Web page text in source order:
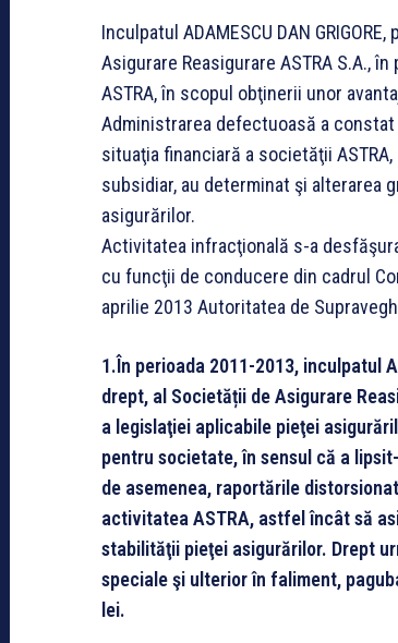
Inculpatul ADAMESCU DAN
Asigurare Reasigurare ASTRA S.A.,
ASTRA, în scopul obţinerii unor
Administrarea defectuoasă a
situaţia financiară a societăţii
subsidiar, au determinat şi alterarea
asigurărilor.
Activitatea infracţională s-a
cu funcţii de conducere din cadrul
aprilie 2013 Autoritatea de
1.În perioada 2011-2013, inculpatul
drept, al Societății de Asigurare
a legislaţiei aplicabile pieţei
pentru societate, în sensul că a
de asemenea, raportările
activitatea ASTRA, astfel încât să
stabilităţii pieţei asigurărilor. Drept
speciale şi ulterior în faliment,
lei.